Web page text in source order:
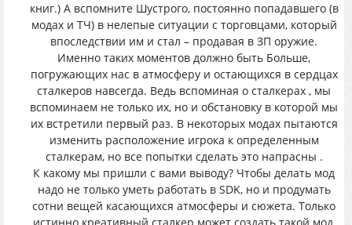
книг.) А вспомните Шустрого, постоянно попадавшего (в
модах и ТЧ) в нелепые ситуации с торговцами, который
впоследствии им и стал – продавая в ЗП оружие.
Именно таких моментов должно быть Больше,
погружающих нас в атмосферу и остающихся в сердцах
сталкеров навсегда. Ведь вспоминая о сталкерах , мы
вспоминаем не только их, но и обстановку в которой мы
их встретили первый раз. В некоторых модах пытаются
изменить расположение игрока к определенным
сталкерам, но все попытки сделать это напрасны .
К какому мы пришли с вами выводу? Чтобы делать мод
надо не только уметь работать в SDK, но и продумать
сотни вещей касающихся атмосферы и сюжета. Только